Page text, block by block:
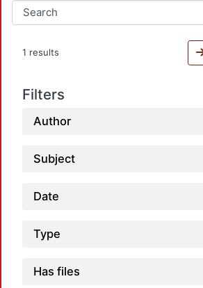
1 results
Filters
Author
Subject
Date
Type
Has files